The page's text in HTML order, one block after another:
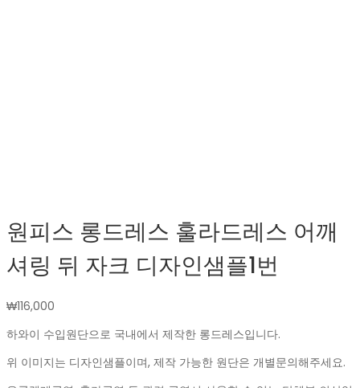
원피스 롱드레스 훌라드레스 어깨
셔링 뒤 자크 디자인샘플1번
₩116,000
하와이 수입원단으로 국내에서 제작한 롱드레스입니다.
위 이미지는 디자인샘플이며, 제작 가능한 원단은 개별문의해주세요.